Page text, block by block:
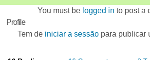
You must be logged in to post a
Profile
Tem de iniciar a sessãopara publicar